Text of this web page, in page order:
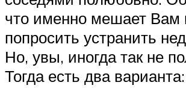
что именно мешает Вам
попросить устранить
Но, увы, иногда так не
Тогда есть два варианта: